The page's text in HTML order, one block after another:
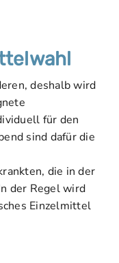
deshalb wird
für den
sind dafür die
die in der
der Regel wird
Einzelmittel